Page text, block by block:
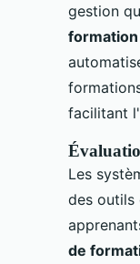
gestion
facilitant
Les
des outils
de